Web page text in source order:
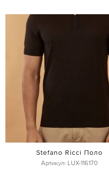
Stefano Ricci Поло
Артикул: LUX-116170